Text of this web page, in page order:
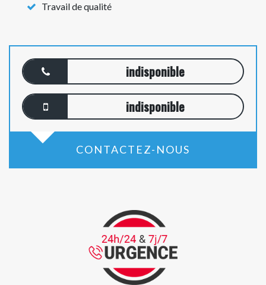
Travail de qualité
indisponible
indisponible
CONTACTEZ-NOUS